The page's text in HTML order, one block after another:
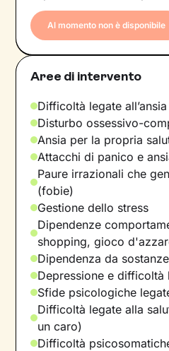
Al momento non è disponibile
Aree di intervento
Difficoltà legate all’ansia
Disturbo ossessivo-
Ansia per la propria
Attacchi di panico e
Paure irrazionali che
(fobie)
Gestione dello stress
Dipendenze
shopping, gioco
Dipendenza da sostanze
Depressione e difficoltà
Sfide psicologiche
Difficoltà legate alla
un caro)
Difficoltà